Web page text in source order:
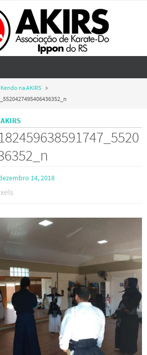
na AKIRS
14, 2018